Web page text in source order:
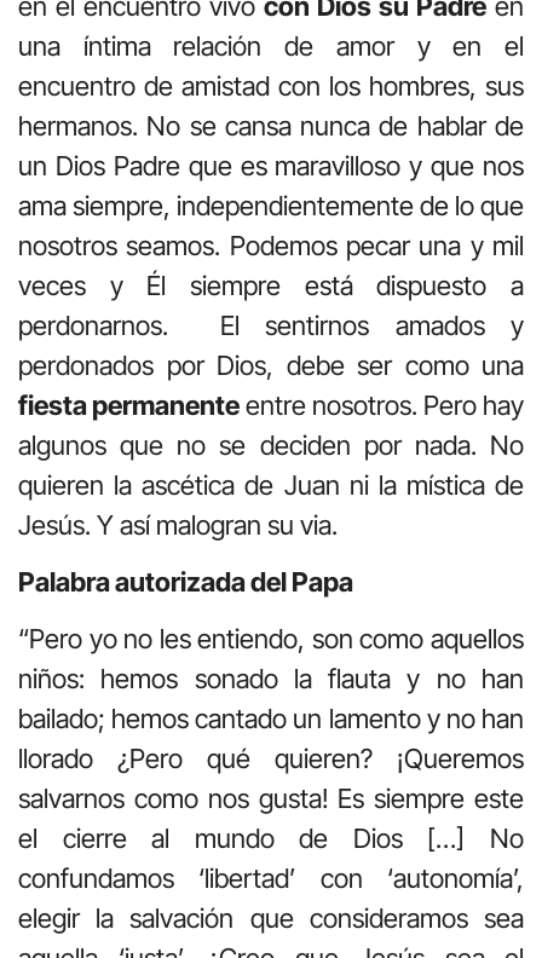
una íntima relación de amor y en el
encuentro de amistad con los hombres, sus
hermanos. No se cansa nunca de hablar de
un Dios Padre que es maravilloso y que nos
ama siempre, independientemente de lo que
nosotros seamos. Podemos pecar una y mil
veces y Él siempre está dispuesto a
perdonarnos. El sentirnos amados y
perdonados por Dios, debe ser como una
fiesta permanenteentre nosotros. Pero hay
algunos que no se deciden por nada. No
quieren la ascética de Juan ni la mística de
Jesús. Y así malogran su via.
Palabra autorizada del Papa
“Pero yo no les entiendo, son como aquellos
niños: hemos sonado la flauta y no han
bailado; hemos cantado un lamento y no han
llorado ¿Pero qué quieren? ¡Queremos
salvarnos como nos gusta! Es siempre este
el cierre al mundo de Dios […] No
confundamos ‘libertad’ con ‘autonomía’,
elegir la salvación que consideramos sea